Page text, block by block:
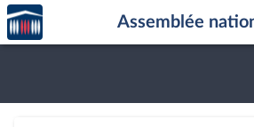
Aller au contenu
Aller en bas de la page
Accèder
à la
page
Assemblée